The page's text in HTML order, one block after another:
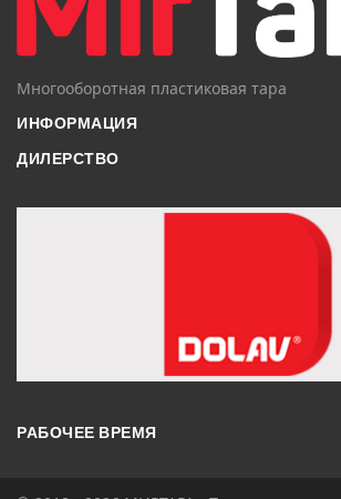
Многооборотная пластиковая тара
ИНФОРМАЦИЯ
ДИЛЕРСТВО
РАБОЧЕЕ ВРЕМЯ